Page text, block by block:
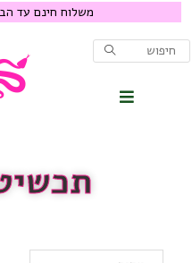
משלוח חינם עד